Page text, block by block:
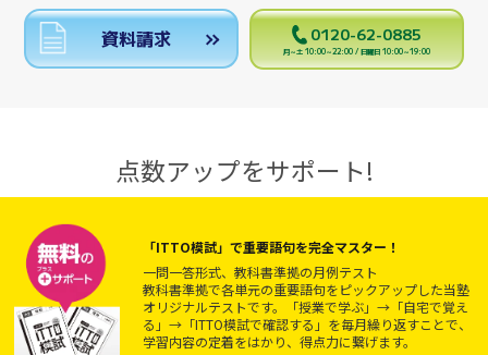
資料請求 0120-62-0885
月～土 10:00～22:00 / 日曜日 10:00～19:00
点数アップをサポート!
「ITTO模試」で重要語句を完全マスター！
一問一答形式、教科書準拠の月例テスト
教科書準拠で各単元の重要語句をピックアップした当塾
オリジナルテストです。「授業で学ぶ」→「自宅で覚え
る」→「ITTO模試で確認する」を毎月繰り返すことで、
学習内容の定着をはかり、得点力に繋げます。